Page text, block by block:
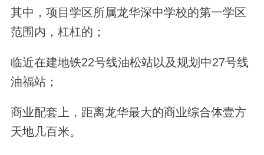
其中，项目学区所属龙华深中学校的第一学区
范围内，杠杠的；
临近在建地铁22号线油松站以及规划中27号线
油福站；
商业配套上，距离龙华最大的商业综合体壹方
天地几百米。